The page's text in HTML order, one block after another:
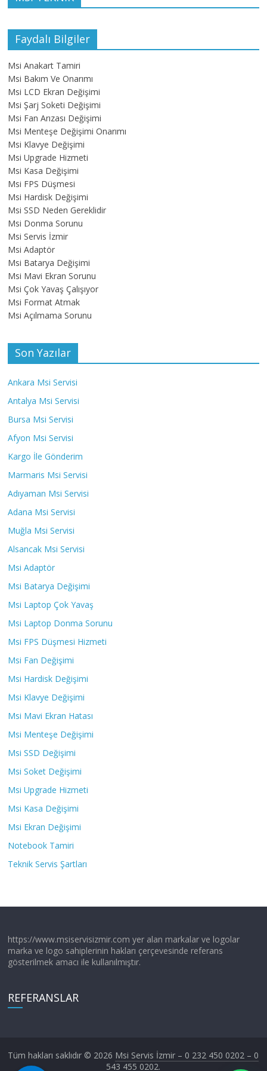
Faydalı Bilgiler
Msi Anakart Tamiri
Msi Bakım Ve Onarımı
Msi LCD Ekran Değişimi
Msi Şarj Soketi Değişimi
Msi Fan Arızası Değişimi
Msi Menteşe Değişimi Onarımı
Msi Klavye Değişimi
Msi Upgrade Hizmeti
Msi Kasa Değişimi
Msi FPS Düşmesi
Msi Hardisk Değişimi
Msi SSD Neden Gereklidir
Msi Donma Sorunu
Msi Servis İzmir
Msi Adaptör
Msi Batarya Değişimi
Msi Mavi Ekran Sorunu
Msi Çok Yavaş Çalışıyor
Msi Format Atmak
Msi Açılmama Sorunu
Son Yazılar
Ankara Msi Servisi
Antalya Msi Servisi
Bursa Msi Servisi
Afyon Msi Servisi
Kargo İle Gönderim
Marmaris Msi Servisi
Adıyaman Msi Servisi
Adana Msi Servisi
Muğla Msi Servisi
Alsancak Msi Servisi
Msi Adaptör
Msi Batarya Değişimi
Msi Laptop Çok Yavaş
Msi Laptop Donma Sorunu
Msi FPS Düşmesi Hizmeti
Msi Fan Değişimi
Msi Hardisk Değişimi
Msi Klavye Değişimi
Msi Mavi Ekran Hatası
Msi Menteşe Değişimi
Msi SSD Değişimi
Msi Soket Değişimi
Msi Upgrade Hizmeti
Msi Kasa Değişimi
Msi Ekran Değişimi
Notebook Tamiri
Teknik Servis Şartları
https://www.msiservisizmir.com yer alan markalar ve logolar
marka ve logo sahiplerinin hakları çerçevesinde referans
gösterilmek amacı ile kullanılmıştır.
REFERANSLAR
Tüm hakları saklıdır © 2026 Msi Servis İzmir – 0 232 450 0202 – 0
543 455 0202.